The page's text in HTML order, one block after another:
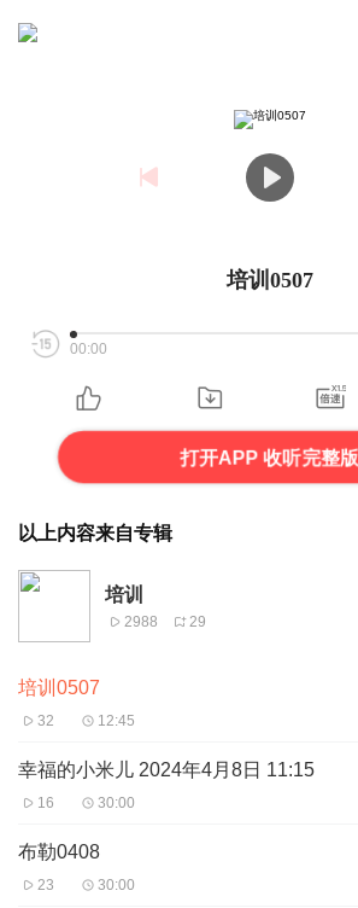
培训0507
00:00
打开APP 收听完整版
以上内容来自专辑
培训
2988 29
培训0507
32 12:45
幸福的小米儿 2024年4月8日 11:15
16 30:00
布勒0408
23 30:00